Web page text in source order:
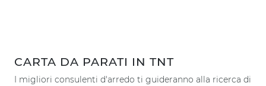
CARTA DA PARATI IN TNT
I migliori consulenti d'arredo ti guideranno alla ricerca di